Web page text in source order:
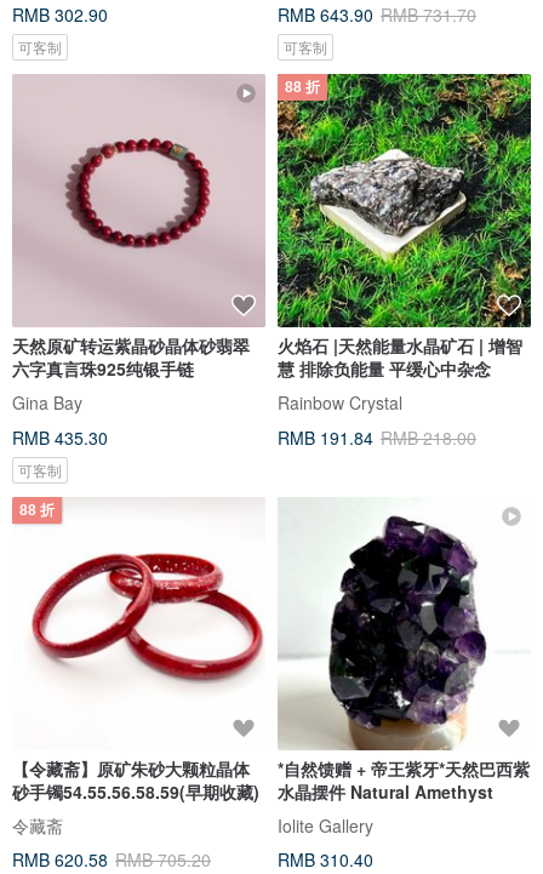
RMB 302.90
可客制
RMB 643.90 RMB 731.70
可客制
天然原矿转运紫晶砂晶体砂翡翠
六字真言珠925纯银手链
Gina Bay
RMB 435.30
可客制
88 折
火焰石 |天然能量水晶矿石 | 增智
慧 排除负能量 平缓心中杂念
Rainbow Crystal
RMB 191.84 RMB 218.00
88 折
【令藏斋】原矿朱砂大颗粒晶体
砂手镯54.55.56.58.59(早期收藏)
令藏斋
RMB 620.58 RMB 705.20
*自然馈赠 + 帝王紫牙*天然巴西紫
水晶摆件 Natural Amethyst
Iolite Gallery
RMB 310.40